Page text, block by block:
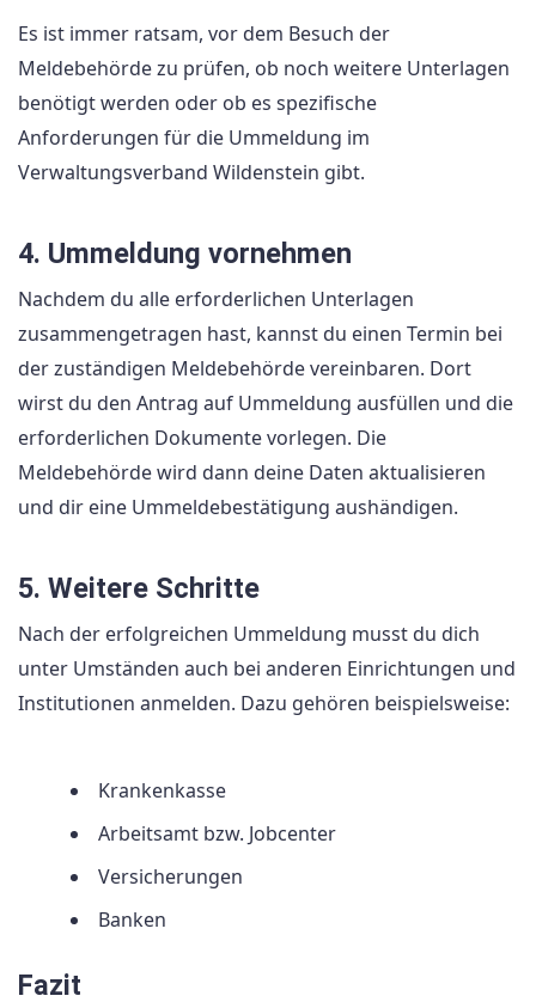
Es ist immer ratsam, vor dem Besuch der
Meldebehörde zu prüfen, ob noch weitere Unterlagen
benötigt werden oder ob es spezifische
Anforderungen für die Ummeldung im
Verwaltungsverband Wildenstein gibt.
4. Ummeldung vornehmen
Nachdem du alle erforderlichen Unterlagen
zusammengetragen hast, kannst du einen Termin bei
der zuständigen Meldebehörde vereinbaren. Dort
wirst du den Antrag auf Ummeldung ausfüllen und die
erforderlichen Dokumente vorlegen. Die
Meldebehörde wird dann deine Daten aktualisieren
und dir eine Ummeldebestätigung aushändigen.
5. Weitere Schritte
Nach der erfolgreichen Ummeldung musst du dich
unter Umständen auch bei anderen Einrichtungen und
Institutionen anmelden. Dazu gehören beispielsweise:
Krankenkasse
Arbeitsamt bzw. Jobcenter
Versicherungen
Banken
Fazit